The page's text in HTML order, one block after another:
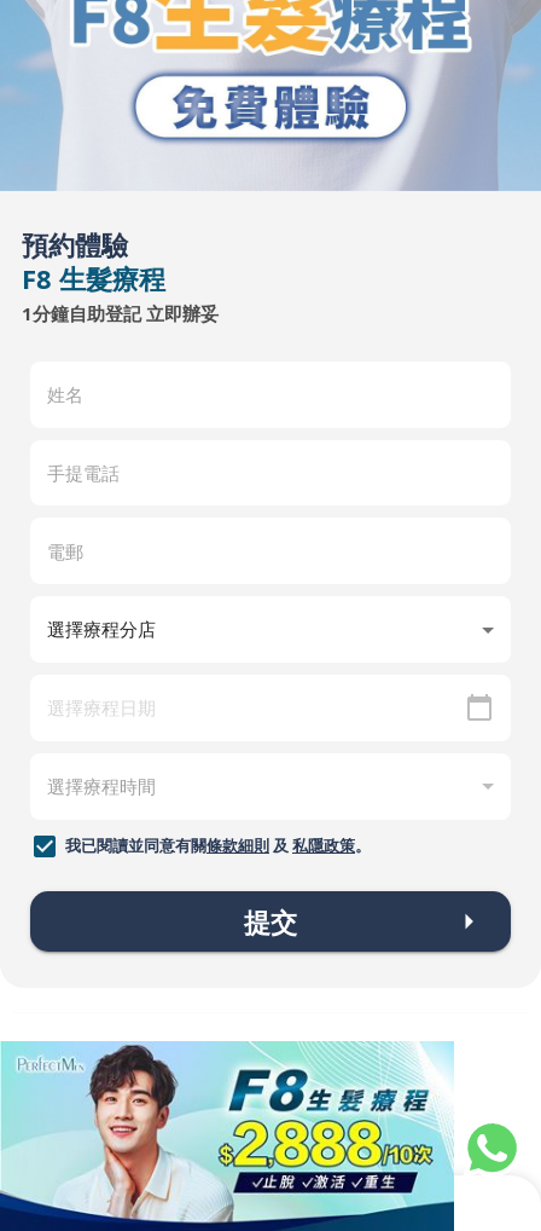
預約體驗
F8 生髮療程
1分鐘自助登記 立即辦妥
我已閱讀並同意有關條款細則 及 私隱政策。
提交
常見問題